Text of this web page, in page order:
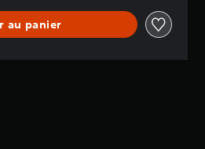
au panier